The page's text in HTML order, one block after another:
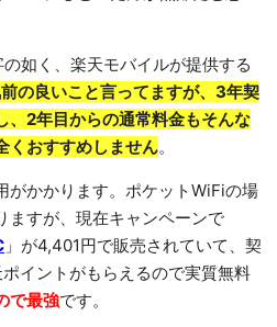
如く、楽天モバイルが提供する
の良いこと言ってますが、3年契
、2年目からの通常料金もそんな
くおすすめしません。
がかかります。ポケットWiFiの場
ますが、現在キャンペーンで
」が4,401円で販売されていて、契
イントがもらえるので実質無料
で最強です。